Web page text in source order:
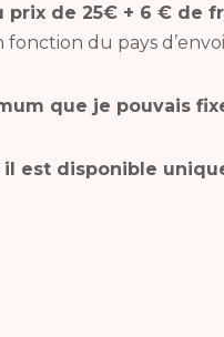
prix de 25€ + 6 € de
du pays
que je pouvais
est disponible